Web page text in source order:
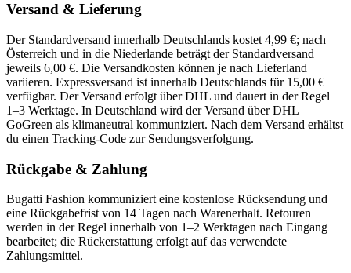
Versand & Lieferung
Der Standardversand innerhalb Deutschlands kostet 4,99 €; nach
Österreich und in die Niederlande beträgt der Standardversand
jeweils 6,00 €. Die Versandkosten können je nach Lieferland
variieren. Expressversand ist innerhalb Deutschlands für 15,00 €
verfügbar. Der Versand erfolgt über DHL und dauert in der Regel
1–3 Werktage. In Deutschland wird der Versand über DHL
GoGreen als klimaneutral kommuniziert. Nach dem Versand erhältst
du einen Tracking-Code zur Sendungsverfolgung.
Rückgabe & Zahlung
Bugatti Fashion kommuniziert eine kostenlose Rücksendung und
eine Rückgabefrist von 14 Tagen nach Warenerhalt. Retouren
werden in der Regel innerhalb von 1–2 Werktagen nach Eingang
bearbeitet; die Rückerstattung erfolgt auf das verwendete
Zahlungsmittel.